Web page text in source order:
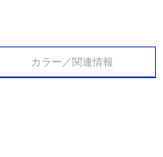
カラー／関連情報